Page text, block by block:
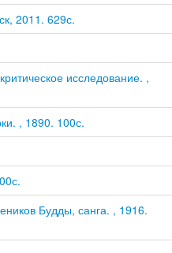
2011. 629с.
исследование. ,
, 1890. 100с.
Будды, санга. , 1916.